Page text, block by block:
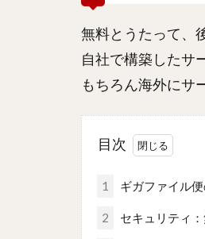
無料とうたって、
自社で構築したサ
もちろん海外にサ
目次
1 ギガファイル
2 セキュリティ